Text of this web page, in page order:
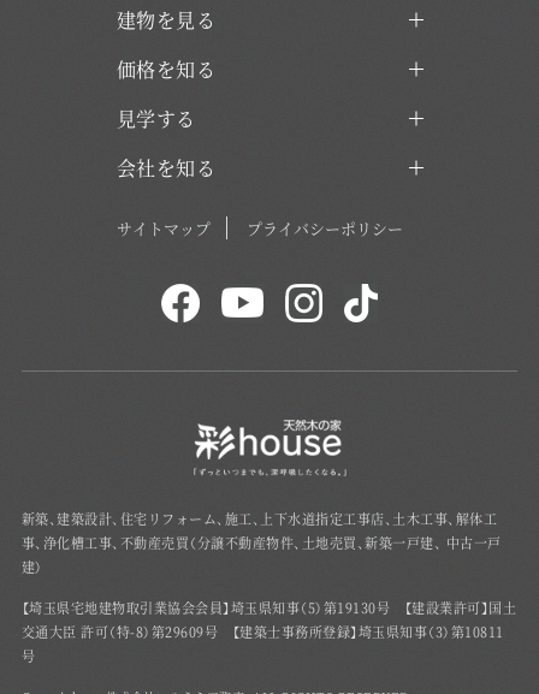
建物を見る
価格を知る
見学する
会社を知る
サイトマップ プライバシーポリシー
新築、建築設計、住宅リフォーム、施工、上下水道指定工事店、土木工事、解体工
事、浄化槽工事、不動産売買（分譲不動産物件、土地売買、新築一戸建、 中古一戸
建）
【埼玉県宅地建物取引業協会会員】埼玉県知事（5）第19130号 【建設業許可】国土
交通大臣 許可（特-8）第29609号 【建築士事務所登録】埼玉県知事（3）第10811
号